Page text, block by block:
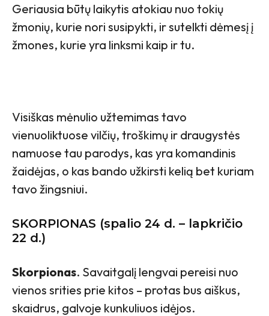
Geriausia būtų laikytis atokiau nuo tokių
žmonių, kurie nori susipykti, ir sutelkti dėmesį į
žmones, kurie yra linksmi kaip ir tu.
Visiškas mėnulio užtemimas tavo
vienuoliktuose vilčių, troškimų ir draugystės
namuose tau parodys, kas yra komandinis
žaidėjas, o kas bando užkirsti kelią bet kuriam
tavo žingsniui.
SKORPIONAS (spalio 24 d. – lapkričio
22 d.)
Skorpionas. Savaitgalį lengvai pereisi nuo
vienos srities prie kitos – protas bus aiškus,
skaidrus, galvoje kunkuliuos idėjos.